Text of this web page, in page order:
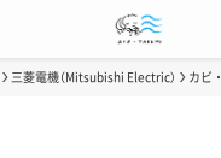
三菱電機（Mitsubishi Electric） カビ